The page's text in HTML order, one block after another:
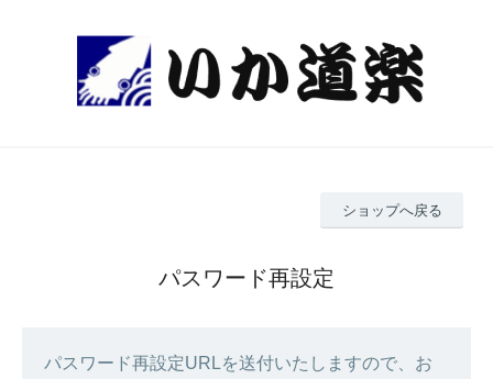
ショップへ戻る
パスワード再設定
パスワード再設定URLを送付いたしますので、お